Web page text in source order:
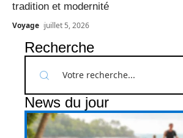
tradition et modernité
Voyage juillet 5, 2026
Recherche
News du jour